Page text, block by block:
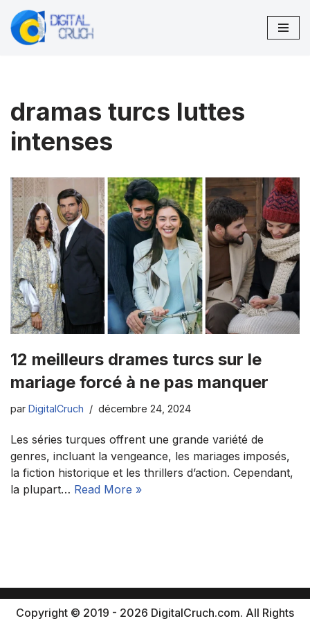
Aller
dramas turcs luttes
intenses
12 meilleurs drames turcs sur le
mariage forcé à ne pas manquer
par DigitalCruch décembre 24, 2024
Les séries turques offrent une grande variété de
genres, incluant la vengeance, les mariages imposés,
la fiction historique et les thrillers d’action. Cependant,
la plupart… Read More »
Copyright © 2019 - 2026 DigitalCruch.com. All Rights